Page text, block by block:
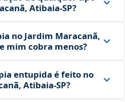
Atibaia‑SP?
no Jardim Maracanã,
mim cobra menos?
entupida é feito no
Atibaia‑SP?